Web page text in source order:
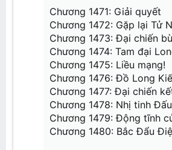
Chương 31: Nhất tinh Đấu Giả
Chương 32: Khiêu Chiến
Chương 33: Chứng Thực
Chương 34: Phiên Thân
Chương 35: Cảm giác tội ác
Chương 36: Hoạt kê đột phá
Chương 37: Tiêu Ngọc
Chương 38: Tiểu tử này, không
Chương 39: Nghi thức phục trắc
Chương 40: Chấn động
Chương 41: Tăng khí tán
Chương 42: Ngươi thua
Chương 43: Thực lực của Tiêu
Chương 1471: Giải quyết
Chương 1472: Gặp lại Tử
Chương 1473: Đại chiến
Chương 1474: Tam đại
Chương 1475: Liều mạng!
Chương 1476: Đồ Long
Chương 1477: Đại chiến
Chương 1478: Nhị tinh
Chương 1479: Động tĩnh
Chương 1480: Bắc Đẩu